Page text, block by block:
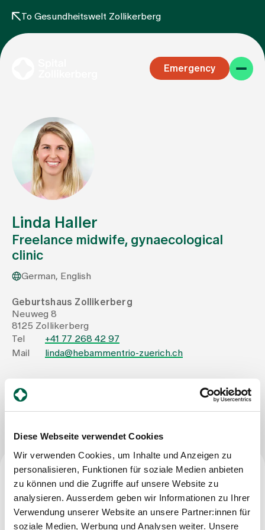
Diese Webseite verwendet Cookies
Wir verwenden Cookies, um Inhalte und Anzeigen zu
personalisieren, Funktionen für soziale Medien anbieten
zu können und die Zugriffe auf unsere Website zu
analysieren. Ausserdem geben wir Informationen zu Ihrer
Verwendung unserer Website an unsere Partner:innen für
soziale Medien, Werbung und Analysen weiter. Unsere
To Gesundheitswelt Zollikerberg
Emergency
Specialist areas
Stay
Team
Assigning
Events
Jobs & Career
Contact us
Baby gallery
Blog
Linda Haller
Freelance midwife, gynaecological
clinic
German, English
Geburtshaus Zollikerberg
Neuweg 8
8125 Zollikerberg
Tel
+41 77 268 42 97
Mail
linda@hebammentrio-zuerich.ch
Profession
Certified midwife FH